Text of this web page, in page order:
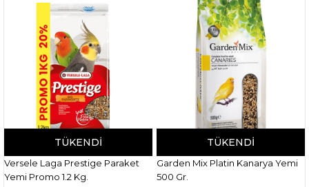
TÜKENDI
Versele Laga Prestige Paraket
Yemi Promo 1.2 Kg.
TÜKENDI
Garden Mix Platin Kanarya Yemi
500 Gr.